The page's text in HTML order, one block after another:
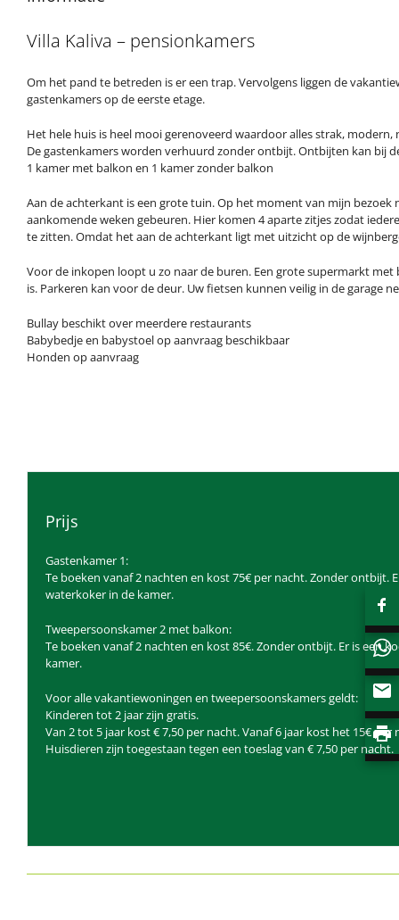
Villa Kaliva – pensionkamers
Om het pand te betreden is er een trap. Vervolgens liggen de
gastenkamers op de eerste etage.
Het hele huis is heel mooi gerenoveerd waardoor alles strak, modern,
De gastenkamers worden verhuurd zonder ontbijt. Ontbijten kan bij
1 kamer met balkon en 1 kamer zonder balkon
Aan de achterkant is een grote tuin. Op het moment van mijn bezoek
aankomende weken gebeuren. Hier komen 4 aparte zitjes zodat
te zitten. Omdat het aan de achterkant ligt met uitzicht op de
Voor de inkopen loopt u zo naar de buren. Een grote supermarkt met
is. Parkeren kan voor de deur. Uw fietsen kunnen veilig in de garage
Bullay beschikt over meerdere restaurants
Babybedje en babystoel op aanvraag beschikbaar
Honden op aanvraag
Prijs
Gastenkamer 1:
Te boeken vanaf 2 nachten en kost 75€ per nacht. Zonder ontbijt.
waterkoker in de kamer.
Tweepersoonskamer 2 met balkon:
Te boeken vanaf 2 nachten en kost 85€. Zonder ontbijt. Er is een
kamer.
Voor alle vakantiewoningen en tweepersoonskamers geldt:
Kinderen tot 2 jaar zijn gratis.
Van 2 tot 5 jaar kost € 7,50 per nacht. Vanaf 6 jaar kost het 15€ per
Huisdieren zijn toegestaan ​​tegen een toeslag van € 7,50 per nacht.